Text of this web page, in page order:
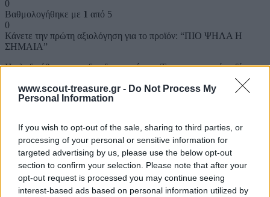
www.scout-treasure.gr - Do Not Process My
Personal Information
If you wish to opt-out of the sale, sharing to third parties, or
processing of your personal or sensitive information for
targeted advertising by us, please use the below opt-out
section to confirm your selection. Please note that after your
opt-out request is processed you may continue seeing
interest-based ads based on personal information utilized by
0
Βαθμολογήθηκε με 1 από 5
0
Κάνετε την πρώτη αξιολόγηση για το προϊόν: “ΠΙΟ ΨΗΛΑ Η
ΣΗΜΑΙΑ”
Η ηλ. διεύθυνση σας δεν δημοσιεύεται. Τα υποχρεωτικά πεδία
Η βαθμολογία σας*